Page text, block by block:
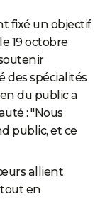
fixé un objectif
19 octobre
des spécialités
du public a
: "Nous
public, et ce
allient
en